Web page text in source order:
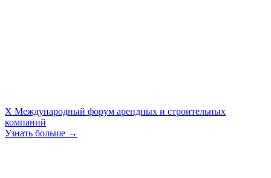
X Международный форум арендных и строительных
компаний
Узнать больше →